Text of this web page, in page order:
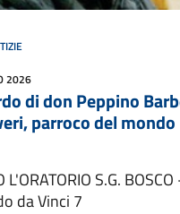
2026
di don Peppino
parroco del mondo
L'ORATORIO S.G.
da Vinci 7